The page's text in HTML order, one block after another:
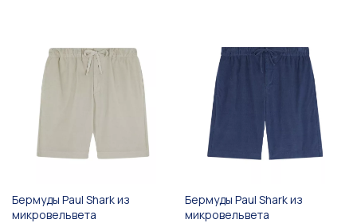
Бермуды Paul Shark из
микровельвета
Бермуды Paul Shark из
микровельвета